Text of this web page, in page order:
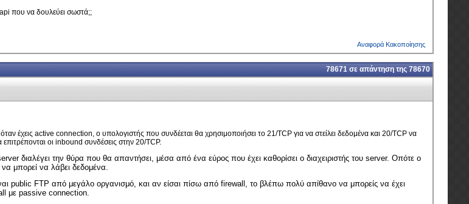
που να δουλεύει σωστά;;
Αναφορά Κακοποίησης
78671 σε απάντηση της 78670
έχεις active connection, ο υπολογιστής που συνδέεται θα χρησιμοποιήσει το 21/TCP για να στείλει δεδομένα και 20/TCP να
επιτρέπονται οι inbound συνδέσεις στην 20/TCP.
διαλέγει την θύρα που θα απαντήσει, μέσα από ένα εύρος που έχει καθορίσει ο διαχειριστής του server. Οπότε ο
μπορεί να λάβει δεδομένα.
public FTP από μεγάλο οργανισμό, και αν είσαι πίσω από firewall, το βλέπω πολύ απίθανο να μπορείς να έχει
με passive connection.